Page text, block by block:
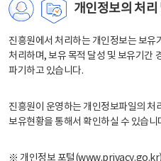
개인정보의 처
진흥원에서 처리하는 개인정보는 보유
처리하며, 보유 목적 달성 및 보유기간
파기하고 있습니다.
진흥원이 운영하는 개인정보파일의 처
보유현황을 통해서 확인하실 수 있습니
※ 개인정보 포털(www.privacy.go.kr)